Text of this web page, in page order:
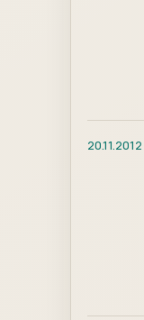
20.11.2012